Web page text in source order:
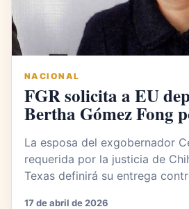
NACIONAL
FGR solicita a EU
Bertha Gómez Fong
La esposa del exgobernador
requerida por la justicia de
Texas definirá su entrega
17 de abril de 2026